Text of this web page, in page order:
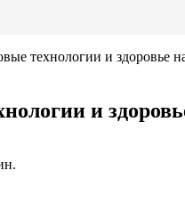
технологии и
и